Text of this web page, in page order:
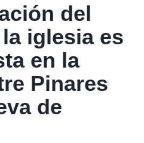
del
iglesia es
en la
Pinares
de